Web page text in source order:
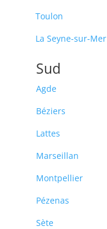
Toulon
La Seyne-sur-Mer
Sud
Agde
Béziers
Lattes
Marseillan
Montpellier
Pézenas
Sète